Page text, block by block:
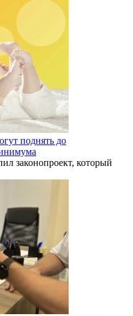
поднять до
законопроект, который